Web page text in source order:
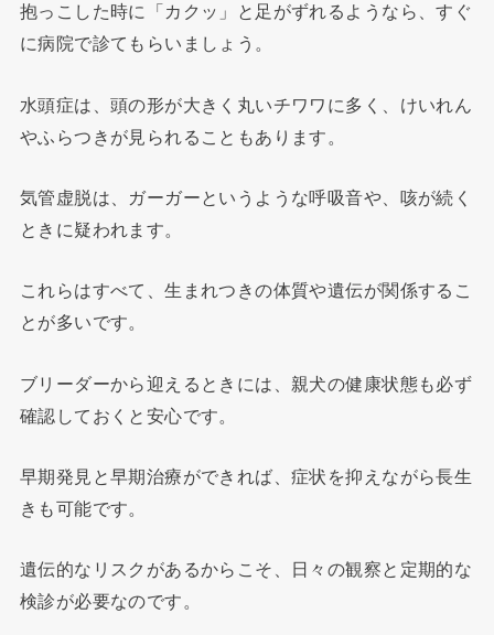
抱っこした時に「カクッ」と足がずれるようなら、すぐ
に病院で診てもらいましょう。
水頭症は、頭の形が大きく丸いチワワに多く、けいれん
やふらつきが見られることもあります。
気管虚脱は、ガーガーというような呼吸音や、咳が続く
ときに疑われます。
これらはすべて、生まれつきの体質や遺伝が関係するこ
とが多いです。
ブリーダーから迎えるときには、親犬の健康状態も必ず
確認しておくと安心です。
早期発見と早期治療ができれば、症状を抑えながら長生
きも可能です。
遺伝的なリスクがあるからこそ、日々の観察と定期的な
検診が必要なのです。